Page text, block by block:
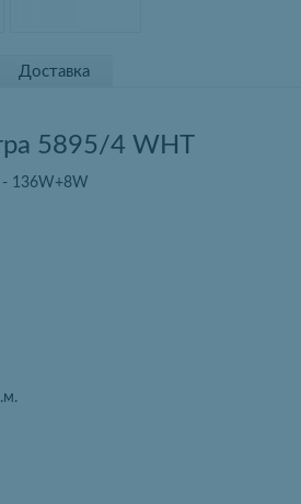
Доставка
5895/4 WHT
- 136W+8W